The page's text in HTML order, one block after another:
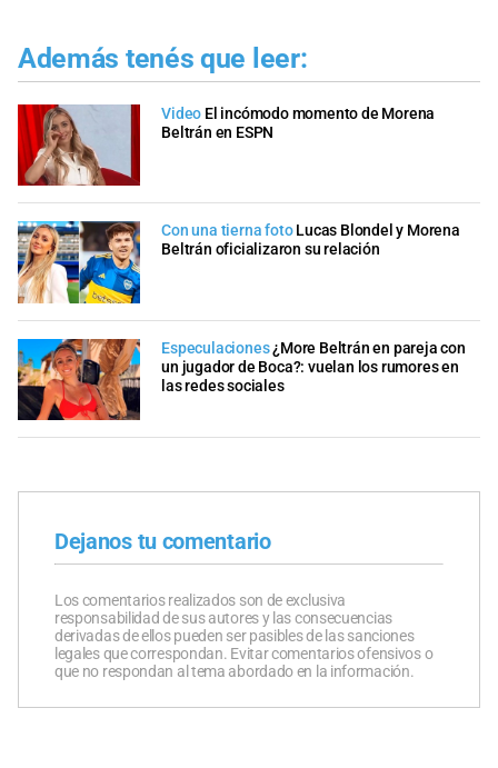
Además tenés que leer:
Video El incómodo momento de Morena
Beltrán en ESPN
Con una tierna foto Lucas Blondel y Morena
Beltrán oficializaron su relación
Especulaciones¿More Beltrán en pareja con
un jugador de Boca?: vuelan los rumores en
las redes sociales
Dejanos tu comentario
Los comentarios realizados son de exclusiva
responsabilidad de sus autores y las consecuencias
derivadas de ellos pueden ser pasibles de las sanciones
legales que correspondan. Evitar comentarios ofensivos o
que no respondan al tema abordado en la información.